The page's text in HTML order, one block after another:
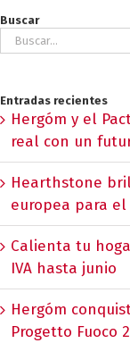
Buscar
Buscar:
Entradas recientes
Hergóm y el
real con un
Hearthstone
europea para
Calienta tu
IVA hasta junio
Hergóm
Progetto Fuoco